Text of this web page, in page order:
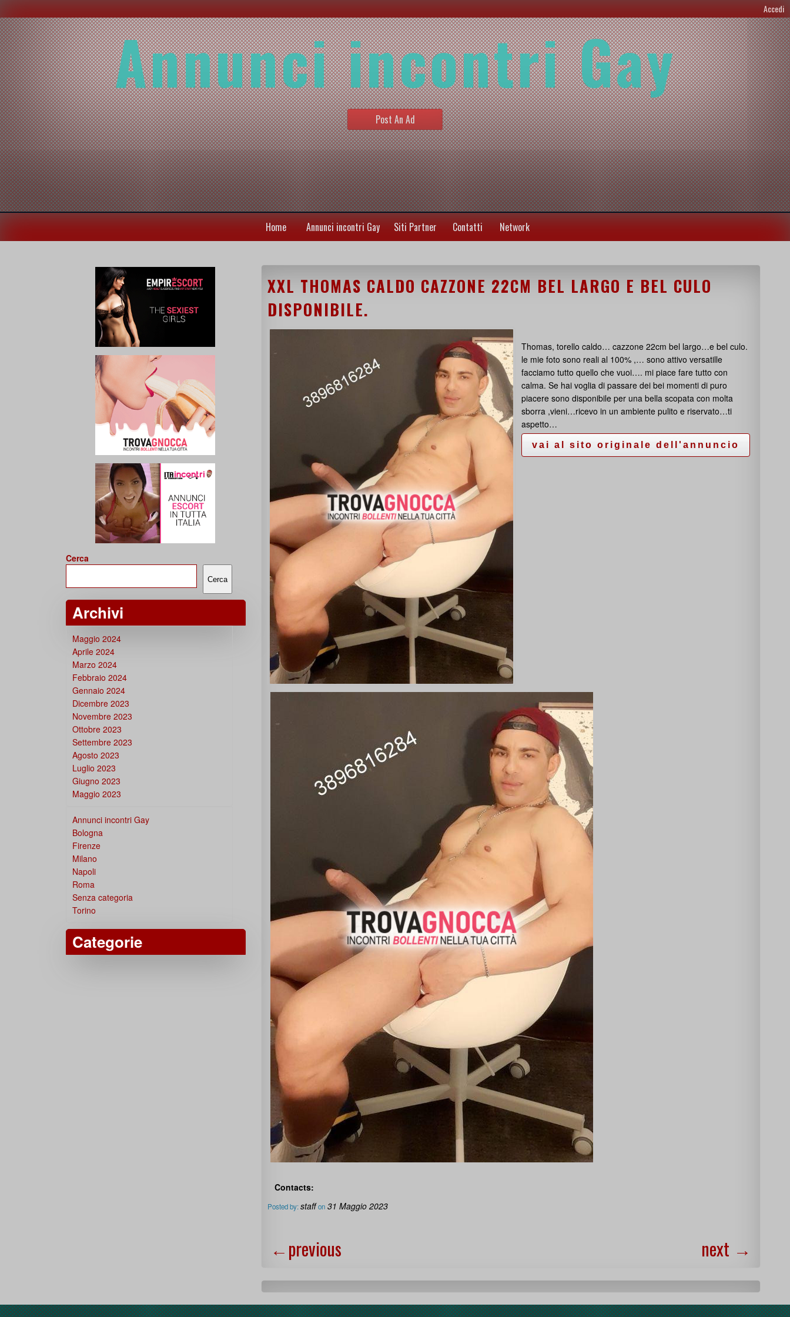
Accedi
Annunci incontri Gay
Post An Ad
Home Annunci incontri Gay Siti Partner Contatti Network
XXL THOMAS CALDO CAZZONE 22CM BEL LARGO E BEL CULO
DISPONIBILE.
Thomas, torello caldo… cazzone 22cm bel largo…e bel culo.
le mie foto sono reali al 100% ,… sono attivo versatille
facciamo tutto quello che vuoi…. mi piace fare tutto con
calma. Se hai voglia di passare dei bei momenti di puro
piacere sono disponibile per una bella scopata con molta
sborra ,vieni…ricevo in un ambiente pulito e riservato…ti
aspetto…
Contacts:
Posted by:staff on 31 Maggio 2023
←previous next →
Cerca
Cerca
Archivi
Maggio 2024
Aprile 2024
Marzo 2024
Febbraio 2024
Gennaio 2024
Dicembre 2023
Novembre 2023
Ottobre 2023
Settembre 2023
Agosto 2023
Luglio 2023
Giugno 2023
Maggio 2023
Annunci incontri Gay
Bologna
Firenze
Milano
Napoli
Roma
Senza categoria
Torino
Categorie